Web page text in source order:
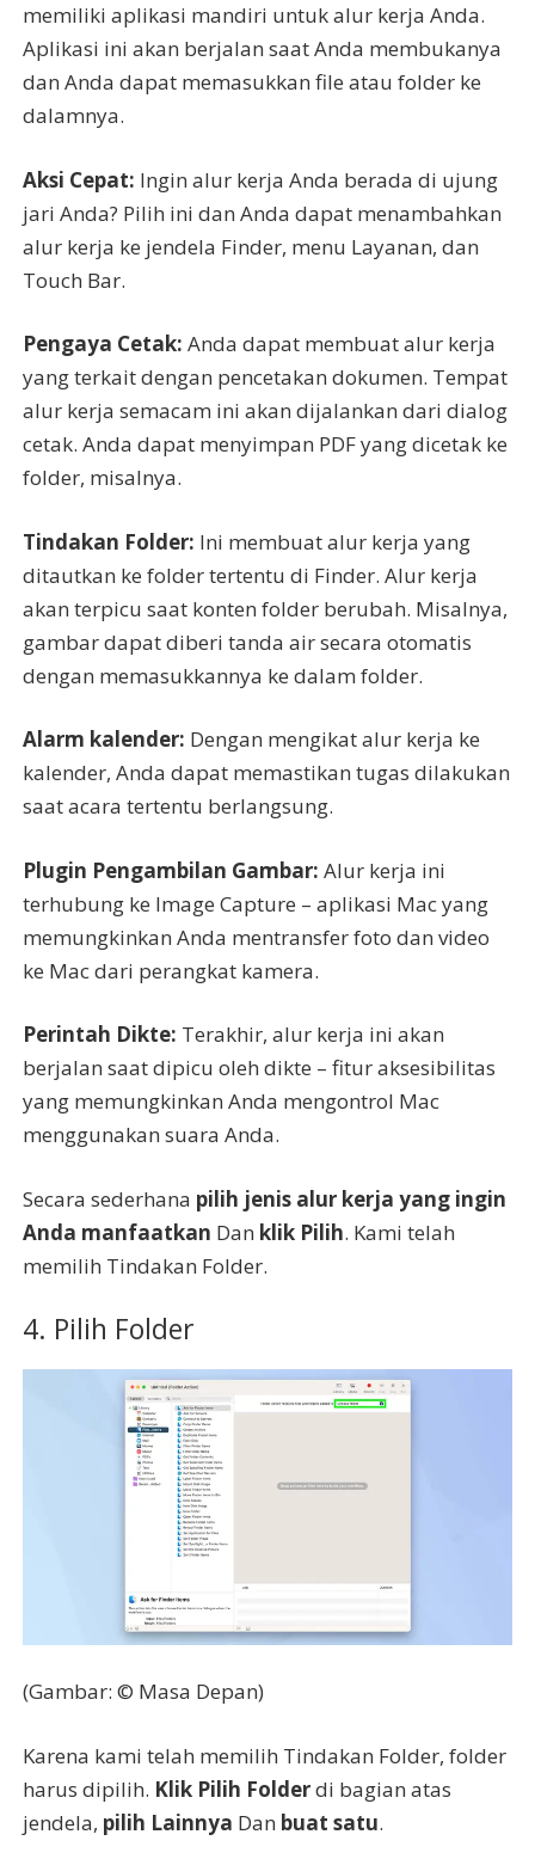
memiliki aplikasi mandiri untuk alur kerja Anda.
Aplikasi ini akan berjalan saat Anda membukanya
dan Anda dapat memasukkan file atau folder ke
dalamnya.
Aksi Cepat: Ingin alur kerja Anda berada di ujung
jari Anda? Pilih ini dan Anda dapat menambahkan
alur kerja ke jendela Finder, menu Layanan, dan
Touch Bar.
Pengaya Cetak: Anda dapat membuat alur kerja
yang terkait dengan pencetakan dokumen. Tempat
alur kerja semacam ini akan dijalankan dari dialog
cetak. Anda dapat menyimpan PDF yang dicetak ke
folder, misalnya.
Tindakan Folder: Ini membuat alur kerja yang
ditautkan ke folder tertentu di Finder. Alur kerja
akan terpicu saat konten folder berubah. Misalnya,
gambar dapat diberi tanda air secara otomatis
dengan memasukkannya ke dalam folder.
Alarm kalender: Dengan mengikat alur kerja ke
kalender, Anda dapat memastikan tugas dilakukan
saat acara tertentu berlangsung.
Plugin Pengambilan Gambar: Alur kerja ini
terhubung ke Image Capture – aplikasi Mac yang
memungkinkan Anda mentransfer foto dan video
ke Mac dari perangkat kamera.
Perintah Dikte: Terakhir, alur kerja ini akan
berjalan saat dipicu oleh dikte – fitur aksesibilitas
yang memungkinkan Anda mengontrol Mac
menggunakan suara Anda.
Secara sederhana pilih jenis alur kerja yang ingin
Anda manfaatkan Dan klik Pilih. Kami telah
memilih Tindakan Folder.
4. Pilih Folder
(Gambar: © Masa Depan)
Karena kami telah memilih Tindakan Folder, folder
harus dipilih. Klik Pilih Folderdi bagian atas
jendela, pilih Lainnya Dan buat satu.